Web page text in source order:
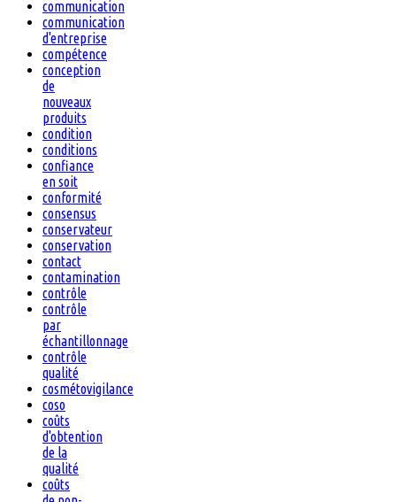
communication
communication
d'entreprise
compétence
conception
de
nouveaux
produits
condition
conditions
confiance
en soit
conformité
consensus
conservateur
conservation
contact
contamination
contrôle
contrôle
par
échantillonnage
contrôle
qualité
cosmétovigilance
coso
coûts
d'obtention
de la
qualité
coûts